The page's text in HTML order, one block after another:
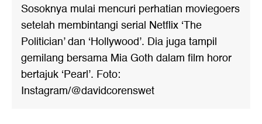
Sosoknya mulai mencuri perhatian moviegoers
setelah membintangi serial Netflix ‘The
Politician’ dan ‘Hollywood’. Dia juga tampil
gemilang bersama Mia Goth dalam film horor
bertajuk ‘Pearl’. Foto:
Instagram/@davidcorenswet